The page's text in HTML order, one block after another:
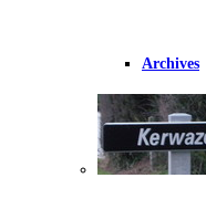
Archives